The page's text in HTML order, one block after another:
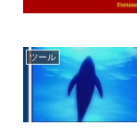
ツール